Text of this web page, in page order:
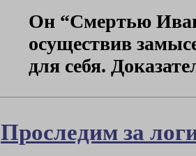
Он “Смертью
осуществив
для себя.
Проследим за